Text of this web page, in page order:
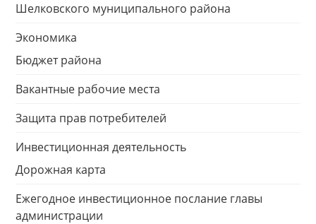
Шелковского муниципального района
Экономика
Бюджет района
Вакантные рабочие места
Защита прав потребителей
Инвестиционная деятельность
Дорожная карта
Ежегодное инвестиционное послание главы
администрации